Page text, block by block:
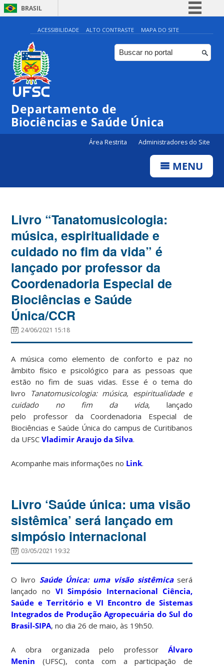
BRASIL
Simplifique!
Comunica BR
Participe
ACESSIBILIDADE ALTO CONTRASTE MAPA DO SITE
Departamento de
Biociências e Saúde Única
Área Restrita Administradores do Site
MENU
Livro “Tanatomusicologia:
música, espiritualidade e
cuidado no fim da vida” é
lançado por professor da
Coordenadoria Especial de
Biociências e Saúde
Única/CCR
24/06/2021 15:18
A música como elemento de conforto e paz no
âmbito físico e psicológico para as pessoas que
estão no fim de suas vidas. Esse é o tema do
livro
Tanatomusicologia: música, espiritualidade e
cuidado no fim da vida, lançado
pelo professor da Coordenadoria Especial de
Biociências e Saúde Única do campus de Curitibanos
da UFSCVladimir Araujo da Silva.
Acompanhe mais informações no Link.
Livro ‘Saúde única: uma visão
sistêmica’ será lançado em
simpósio internacional
03/05/2021 19:32
O livro Saúde Única: uma visão sistêmica será
lançado no VI Simpósio Internacional Ciência,
Saúde e Território e VI Encontro de Sistemas
Integrados de Produção Agropecuária do Sul do
Brasil-SIPA, no dia 26 de maio, às 19h50.
A obra organizada pelo professorÁlvaro
Menin (UFSC), conta com a participação de